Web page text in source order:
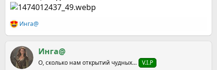
Р
е
к
ц
и
Инга@
Инга@
О, сколько нам открытий чудных… V.I.P